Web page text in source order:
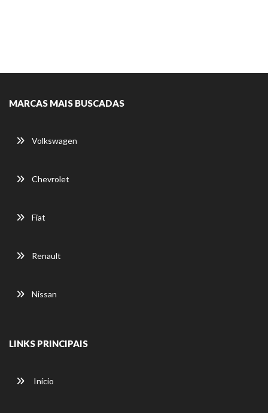
MARCAS MAIS BUSCADAS
Volkswagen
Chevrolet
Fiat
Renault
Nissan
LINKS PRINCIPAIS
Início